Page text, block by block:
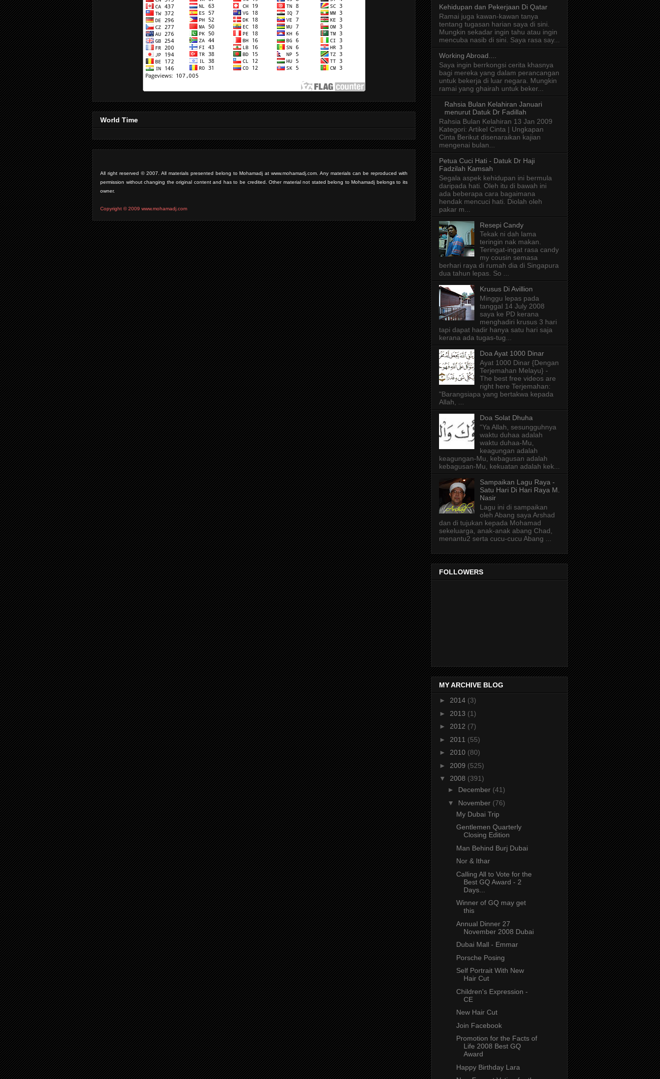
World Time
All right reserved © 2007. All materials presented belong to Mohamadj at www.mohamadj.com. Any materials can be reproduced with
permission without changing the original content and has to be credited. Other material not stated belong to Mohamadj belongs to its
owner.
Copyright © 2009 www.mohamadj.com
Kehidupan dan Pekerjaan Di Qatar
Ramai juga kawan-kawan tanya
tentang tugasan harian saya di sini.
Mungkin sekadar ingin tahu atau ingin
mencuba nasib di sini. Saya rasa say...
Working Abroad....
Saya ingin berrkongsi cerita khasnya
bagi mereka yang dalam perancangan
untuk bekerja di luar negara. Mungkin
ramai yang ghairah untuk beker...
Rahsia Bulan Kelahiran Januari
menurut Datuk Dr Fadillah
Rahsia Bulan Kelahiran 13 Jan 2009
Kategori: Artikel Cinta | Ungkapan
Cinta Berikut disenaraikan kajian
mengenai bulan...
Petua Cuci Hati - Datuk Dr Haji
Fadzilah Kamsah
Segala aspek kehidupan ini bermula
daripada hati. Oleh itu di bawah ini
ada beberapa cara bagaimana
hendak mencuci hati. Diolah oleh
pakar m...
Resepi Candy
Tekak ni dah lama
teringin nak makan.
Teringat-ingat rasa candy
my cousin semasa
berhari raya di rumah dia di Singapura
dua tahun lepas. So ...
Krusus Di Avillion
Minggu lepas pada
tanggal 14 July 2008
saya ke PD kerana
menghadiri krusus 3 hari
tapi dapat hadir hanya satu hari saja
kerana ada tugas-tug...
Doa Ayat 1000 Dinar
Ayat 1000 Dinar {Dengan
Terjemahan Melayu} -
The best free videos are
right here Terjemahan:
"Barangsiapa yang bertakwa kepada
Allah, ...
Doa Solat Dhuha
“Ya Allah, sesungguhnya
waktu duhaa adalah
waktu duhaa-Mu,
keagungan adalah
keagungan-Mu, kebagusan adalah
kebagusan-Mu, kekuatan adalah kek...
Sampaikan Lagu Raya -
Satu Hari Di Hari Raya M.
Nasir
Lagu ini di sampaikan
oleh Abang saya Arshad
dan di tujukan kepada Mohamad
sekeluarga, anak-anak abang Chad,
menantu2 serta cucu-cucu Abang ...
FOLLOWERS
MY ARCHIVE BLOG
► 2014 (3)
► 2013 (1)
► 2012 (7)
► 2011 (55)
► 2010 (80)
► 2009 (525)
▼ 2008 (391)
► December (41)
▼ November (76)
My Dubai Trip
Gentlemen Quarterly
Closing Edition
Man Behind Burj Dubai
Nor & Ithar
Calling All to Vote for the
Best GQ Award - 2
Days...
Winner of GQ may get
this
Annual Dinner 27
November 2008 Dubai
Dubai Mall - Emmar
Porsche Posing
Self Portrait With New
Hair Cut
Children's Expression -
CE
New Hair Cut
Join Facebook
Promotion for the Facts of
Life 2008 Best GQ
Award
Happy Birthday Lara